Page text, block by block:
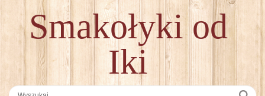
Smakołyki od
Iki